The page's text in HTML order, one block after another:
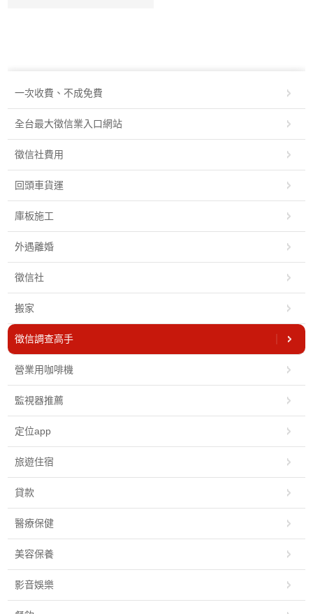
一次收費、不成免費‎
全台最大徵信業入口網站‎
徵信社費用
回頭車貨運
庫板施工
外遇離婚
徵信社
搬家
徵信調查高手
營業用咖啡機
監視器推薦
定位app
旅遊住宿
貸款
醫療保健
美容保養
影音娛樂